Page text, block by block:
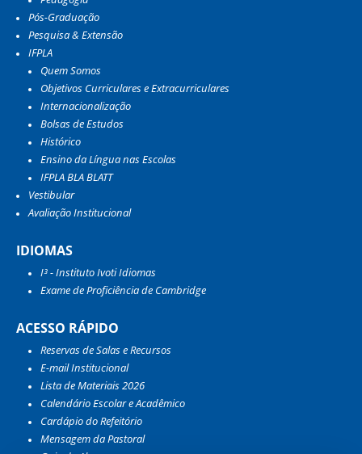
Pós-Graduação
Pesquisa & Extensão
IFPLA
Quem Somos
Objetivos Curriculares e Extracurriculares
Internacionalização
Bolsas de Estudos
Histórico
Ensino da Língua nas Escolas
IFPLA BLA BLATT
Vestibular
Avaliação Institucional
IDIOMAS
I³ - Instituto Ivoti Idiomas
Exame de Proficiência de Cambridge
ACESSO RÁPIDO
Reservas de Salas e Recursos
E-mail Institucional
Lista de Materiais 2026
Calendário Escolar e Acadêmico
Cardápio do Refeitório
Mensagem da Pastoral